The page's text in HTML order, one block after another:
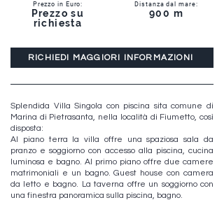
Prezzo in Euro:
Prezzo su
richiesta
Distanza dal mare:
900 m
RICHIEDI MAGGIORI INFORMAZIONI
Splendida Villa Singola con piscina sita comune di
Marina di Pietrasanta, nella località di Fiumetto, così
disposta:
Al piano terra la villa offre una spaziosa sala da
pranzo e soggiorno con accesso alla piscina, cucina
luminosa e bagno. Al primo piano offre due camere
matrimoniali e un bagno. Guest house con camera
da letto e bagno. La taverna offre un soggiorno con
una finestra panoramica sulla piscina, bagno.